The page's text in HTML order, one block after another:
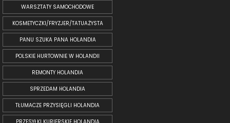
WARSZTATY SAMOCHODOWE
KOSMETYCZKI/FRYZJER/TATUAŻYSTA
PANU SZUKA PANA HOLANDIA
POLSKIE HURTOWNIE W HOLANDII
REMONTY HOLANDIA
SPRZEDAM HOLANDIA
TŁUMACZE PRZYSIĘGLI HOLANDIA